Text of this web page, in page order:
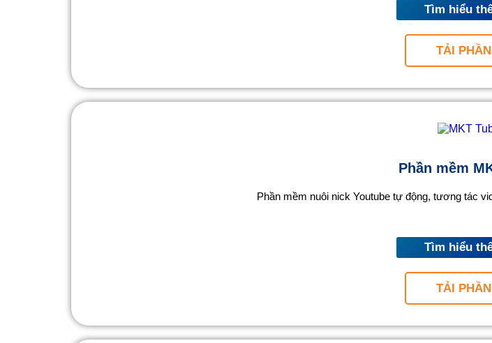
Tìm hiểu
TẢI
Phần mềm
Phần mềm nuôi nick Youtube tự động, tương tác
Tìm hiểu
TẢI